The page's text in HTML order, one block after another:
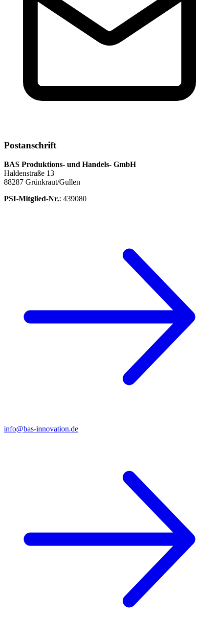
Postanschrift
BAS Produktions- und Handels- GmbH
Haldenstraße 13
88287 Grünkraut/Gullen
PSI-Mitglied-Nr.: 439080
info@bas-innovation.de